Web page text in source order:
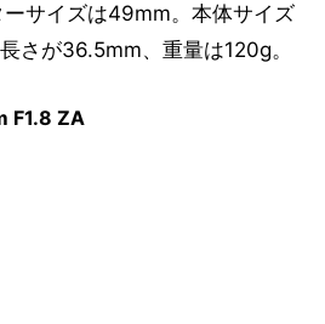
サイズは49mm。本体サイズ
さが36.5mm、重量は120g。
F1.8 ZA